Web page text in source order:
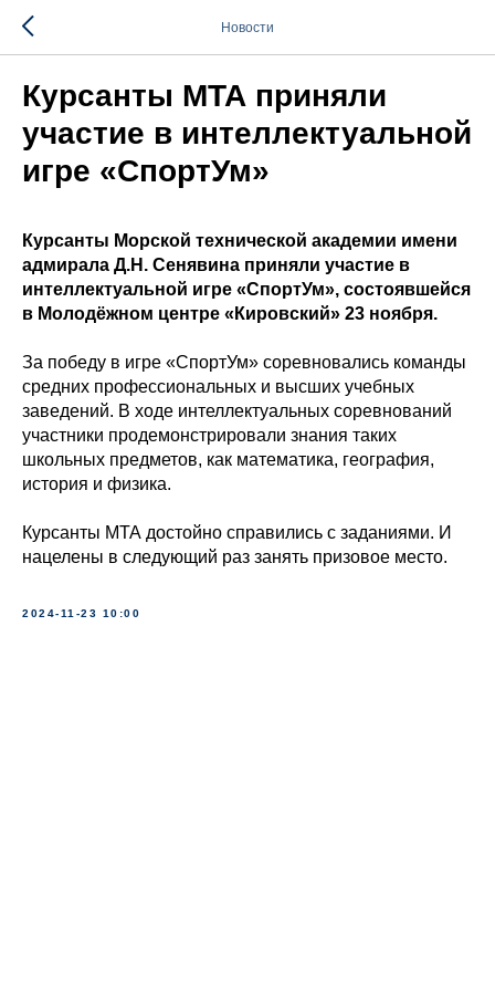
Новости
Курсанты МТА приняли
участие в интеллектуальной
игре «СпортУм»
Курсанты Морской технической академии имени
адмирала Д.Н. Сенявина приняли участие в
интеллектуальной игре «СпортУм», состоявшейся
в Молодёжном центре «Кировский» 23 ноября.
За победу в игре «СпортУм» соревновались команды
средних профессиональных и высших учебных
заведений. В ходе интеллектуальных соревнований
участники продемонстрировали знания таких
школьных предметов, как математика, география,
история и физика.
Курсанты МТА достойно справились с заданиями. И
нацелены в следующий раз занять призовое место.
2024-11-23 10:00